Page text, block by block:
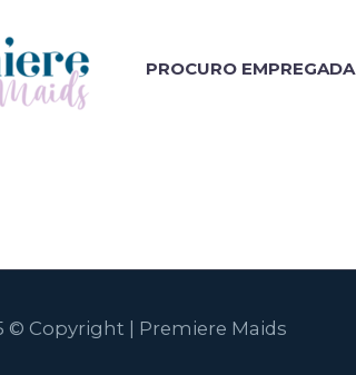
PROCURO EMPREGADA
© Copyright | Premiere Maids